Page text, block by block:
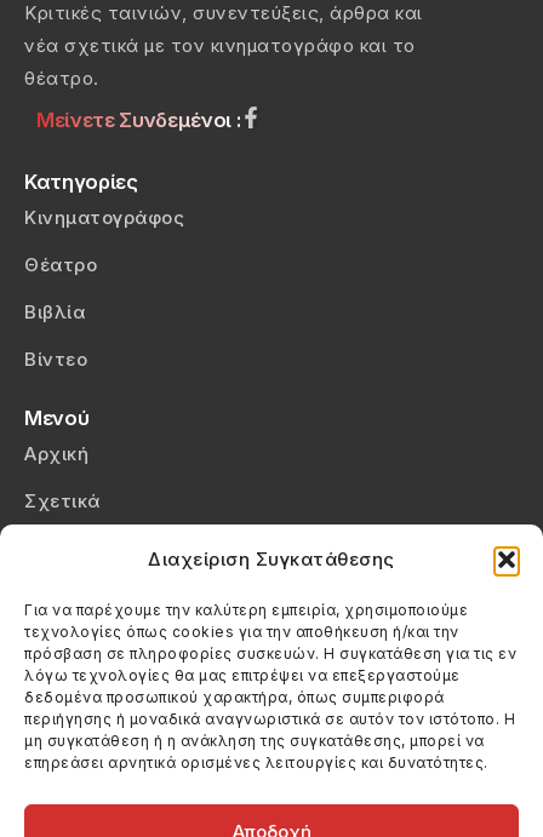
Διαχείριση Συγκατάθεσης
Για να παρέχουμε την καλύτερη εμπειρία, χρησιμοποιούμε
τεχνολογίες όπως cookies για την αποθήκευση ή/και την
πρόσβαση σε πληροφορίες συσκευών. Η συγκατάθεση για τις εν
λόγω τεχνολογίες θα μας επιτρέψει να επεξεργαστούμε
δεδομένα προσωπικού χαρακτήρα, όπως συμπεριφορά
περιήγησης ή μοναδικά αναγνωριστικά σε αυτόν τον ιστότοπο. Η
μη συγκατάθεση ή η ανάκληση της συγκατάθεσης, μπορεί να
επηρεάσει αρνητικά ορισμένες λειτουργίες και δυνατότητες.
Αποδοχή
Κριτικές ταινιών, συνεντεύξεις, άρθρα και
νέα σχετικά με τον κινηματογράφο και το
θέατρο.
Μείνετε Συνδεμένοι :
Κατηγορίες
Κινηματογράφος
Θέατρο
Βιβλία
Βίντεο
Μενού
Αρχική
Σχετικά
Πολιτική Cookies (ΕΕ)
Στοιχεία Επικοινωνίας
Καλεσέ μας
(+30) 6974123481
Στείλε μας email
info@filmandtheater.gr